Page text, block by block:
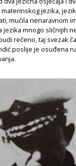
jezika,
mučila nenaravnom
jezika mnogo sličnijih
rečeno, taj svezak
poslije je osuđena